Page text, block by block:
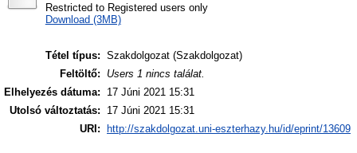
Restricted to Registered users only
Download (3MB)
Tétel típus: Szakdolgozat (Szakdolgozat)
Feltöltő:
Users 1 nincs találat.
Elhelyezés dátuma:
17 Júni 2021 15:31
Utolsó változtatás:
17 Júni 2021 15:31
URI:
http://szakdolgozat.uni-eszterhazy.hu/id/eprint/13609